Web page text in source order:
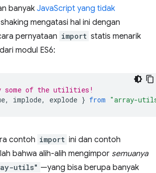
banyakJavaScript yang tidak
mengatasi hal ini dengan
pernyataan import statis menarik
modul ES6:
some of the utilities!
, implode, explode } from "array-
contoh import ini dan contoh
bahwa alih-alih mengimpor semuanya
utils" —yang bisa berupa banyak